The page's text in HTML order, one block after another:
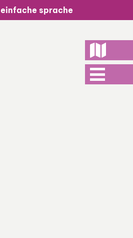
einfache sprache